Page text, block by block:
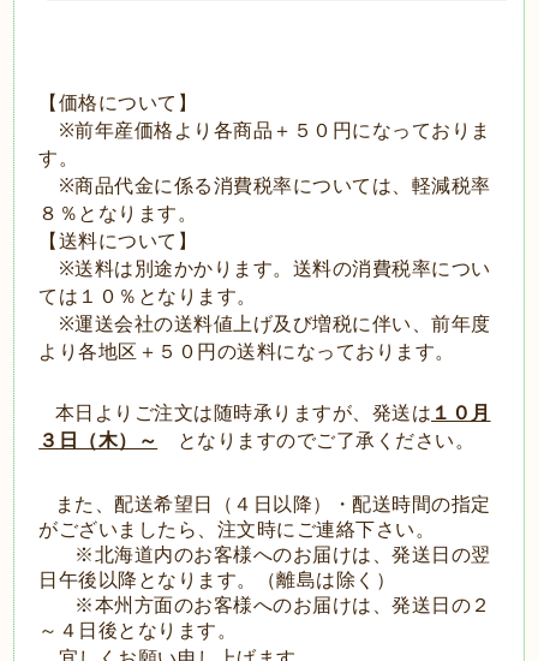
【価格について】
※前年産価格より各商品＋５０円になっておりま
す。
※商品代金に係る消費税率については、軽減税率
８％となります。
【送料について】
※送料は別途かかります。送料の消費税率につい
ては１０％となります。
※運送会社の送料値上げ及び増税に伴い、前年度
より各地区＋５０円の送料になっております。
本日よりご注文は随時承りますが、発送は １０月
３日（木）～
となりますのでご了承ください。
また、配送希望日（４日以降）・配送時間の指定
がございましたら、注文時にご連絡下さい。
※北海道内のお客様へのお届けは、発送日の翌
日午後以降となります。（離島は除く）
※本州方面のお客様へのお届けは、発送日の２
～４日後となります。